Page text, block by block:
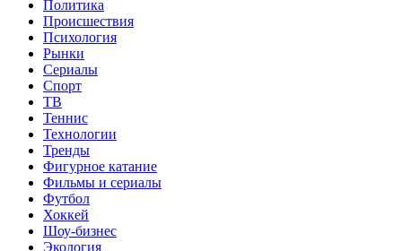
Политика
Происшествия
Психология
Рынки
Сериалы
Спорт
ТВ
Теннис
Технологии
Тренды
Фигурное катание
Фильмы и сериалы
Футбол
Хоккей
Шоу-бизнес
Экология